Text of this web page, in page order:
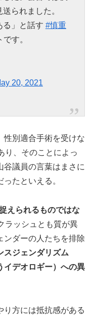
られました。
る」と話す #慎重
す。
20, 2021
性別適合手術を受けな
り、そのことによっ
谷議員の言葉はまさに
たといえる。
えられるものではな
ラッシュとも質が異
ンダーの人たちを排除
スジェンダリズム
イデオロギー）への異
り方には抵抗感がある